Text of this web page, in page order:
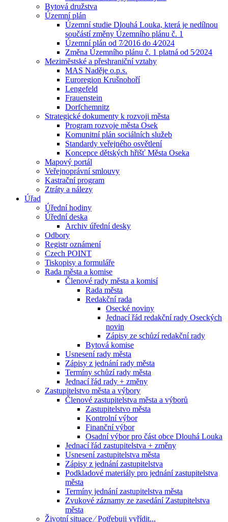
Bytová družstva
Územní plán
Územní studie Dlouhá Louka, která je nedílnou
součástí změny Územního plánu č. 1
Územní plán od 7⁄2016 do 4⁄2024
Změna Územního plánu č. 1 platná od 5⁄2024
Meziměstské a přeshraniční vztahy
MAS Naděje o.p.s.
Euroregion Krušnohoří
Lengefeld
Frauenstein
Dorfchemnitz
Strategické dokumenty k rozvoji města
Program rozvoje města Osek
Komunitní plán sociálních služeb
Standardy veřejného osvětlení
Koncepce dětských hřišť Města Oseka
Mapový portál
Veřejnoprávní smlouvy
Kastrační program
Ztráty a nálezy
Úřad
Úřední hodiny
Úřední deska
Archiv úřední desky
Odbory
Registr oznámení
Czech POINT
Tiskopisy a formuláře
Rada města a komise
Členové rady města a komisí
Rada města
Redakční rada
Osecké noviny
Jednací řád redakční rady Oseckých
novin
Zápisy ze schůzí redakční rady
Bytová komise
Usnesení rady města
Zápisy z jednání rady města
Termíny schůzí rady města
Jednací řád rady + změny
Zastupitelstvo města a výbory
Členové zastupitelstva města a výborů
Zastupitelstvo města
Kontrolní výbor
Finanční výbor
Osadní výbor pro část obce Dlouhá Louka
Jednací řád zastupitelstva + změny
Usnesení zastupitelstva města
Zápisy z jednání zastupitelstva
Podkladové materiály pro jednání zastupitelstva
města
Termíny jednání zastupitelstva města
Zvukové záznamy ze zasedání Zastupitelstva
města
Životní situace ⁄ Potřebuji vyřídit...